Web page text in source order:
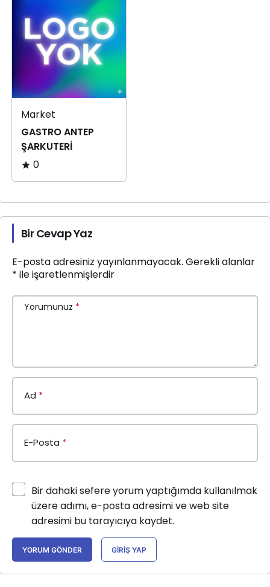
Market
GASTRO ANTEP
ŞARKUTERİ
0
Bir Cevap Yaz
E-posta adresiniz yayınlanmayacak. Gerekli alanlar
* ile işaretlenmişlerdir
Yorumunuz *
Ad *
E-Posta *
Bir dahaki sefere yorum yaptığımda kullanılmak
üzere adımı, e-posta adresimi ve web site
adresimi bu tarayıcıya kaydet.
YORUM GÖNDER GIRIŞ YAP